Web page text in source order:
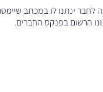
ינתנו לו במכתב שיימסר
הרשום בפנקס החברים.